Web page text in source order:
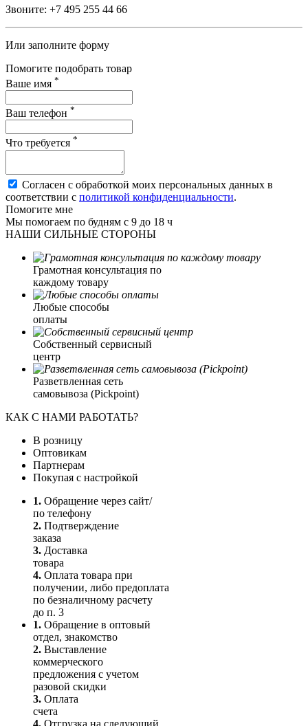
Звоните: +7 495 255 44 66
Или заполните форму
Помогите подобрать товар
Ваше имя *
Ваш телефон *
Что требуется *
Согласен с обработкой моих персональных данных в
соответствии с политикой конфиденциальности.
Помогите мне
Мы помогаем по будням с 9 до 18 ч
НАШИ СИЛЬНЫЕ СТОРОНЫ
Грамотная консультация по
каждому товару
Любые способы
оплаты
Собственный сервисный
центр
Разветвленная сеть
самовывоза (Pickpoint)
КАК С НАМИ РАБОТАТЬ?
В розницу
Оптовикам
Партнерам
Покупая с настройкой
1. Обращение через сайт/
по телефону
2. Подтверждение
заказа
3. Доставка
товара
4. Оплата товара при
получении, либо предоплата
по безналичному расчету
до п. 3
1. Обращение в оптовый
отдел, знакомство
2. Выставление
коммерческого
предложения с учетом
разовой скидки
3. Оплата
счета
4. Отгрузка на следующий